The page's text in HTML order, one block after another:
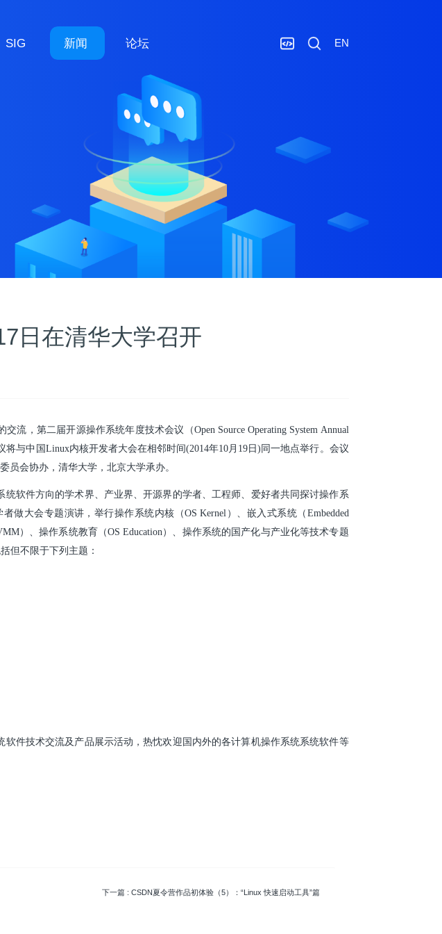
SIG 新闻 论坛 EN
日在清华大学召开
，第二届开源操作系统年度技术会议（Open Source Operating System Annual
将与中国Linux内核开发者大会在相邻时间(2014年10月19日)同一地点举行。会议
员会协办，清华大学，北京大学承办。
软件方向的学术界、产业界、开源界的学者、工程师、爱好者共同探讨操作系
大会专题演讲，举行操作系统内核（OS Kernel）、嵌入式系统（Embedded
）、操作系统教育（OS Education）、操作系统的国产化与产业化等技术专题
但不限于下列主题：
件技术交流及产品展示活动，热忱欢迎国内外的各计算机操作系统系统软件等
下一篇 : CSDN夏令营作品初体验（5）：“Linux 快速启动工具”篇